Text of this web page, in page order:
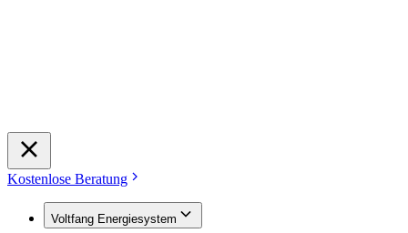
Kostenlose Beratung
Voltfang Energiesystem